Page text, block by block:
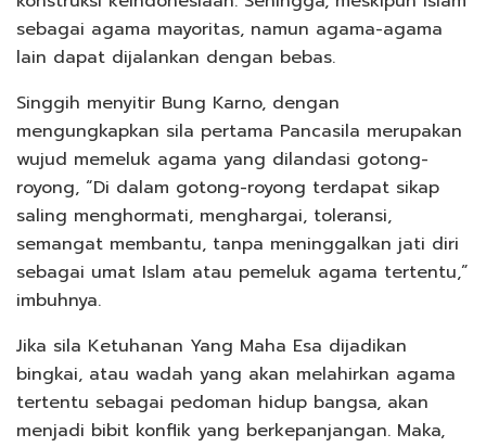
sebagai agama mayoritas, namun agama-agama
lain dapat dijalankan dengan bebas.
Singgih menyitir Bung Karno, dengan
mengungkapkan sila pertama Pancasila merupakan
wujud memeluk agama yang dilandasi gotong-
royong, “Di dalam gotong-royong terdapat sikap
saling menghormati, menghargai, toleransi,
semangat membantu, tanpa meninggalkan jati diri
sebagai umat Islam atau pemeluk agama tertentu,”
imbuhnya.
Jika sila Ketuhanan Yang Maha Esa dijadikan
bingkai, atau wadah yang akan melahirkan agama
tertentu sebagai pedoman hidup bangsa, akan
menjadi bibit konflik yang berkepanjangan. Maka,